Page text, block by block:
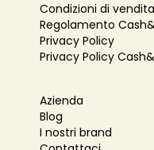
Condizioni di vendita
Regolamento
Privacy Policy
Privacy Policy
Azienda
Blog
I nostri brand